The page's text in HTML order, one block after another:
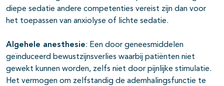
diepe sedatie andere competenties vereist zijn dan voor
het toepassen van anxiolyse of lichte sedatie.
Algehele anesthesie: Een door geneesmiddelen
geïnduceerd bewustzijnsverlies waarbij patiënten niet
gewekt kunnen worden, zelfs niet door pijnlijke stimulatie.
Het vermogen om zelfstandig de ademhalingsfunctie te